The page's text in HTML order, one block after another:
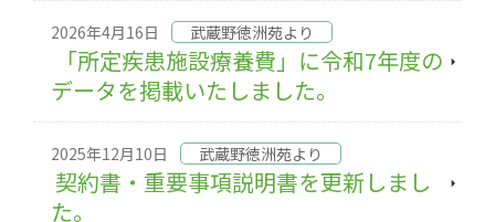
「所定疾患施設療養費」に令和7年度の
データを掲載いたしました。
2026年4月16日 武蔵野徳洲苑より
契約書・重要事項説明書を更新しまし
た。
2025年12月10日 武蔵野徳洲苑より